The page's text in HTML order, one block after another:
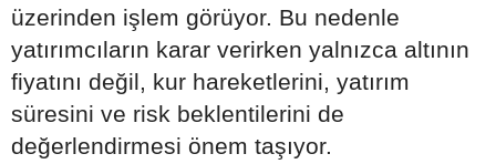
üzerinden işlem görüyor. Bu nedenle
yatırımcıların karar verirken yalnızca altının
fiyatını değil, kur hareketlerini, yatırım
süresini ve risk beklentilerini de
değerlendirmesi önem taşıyor.